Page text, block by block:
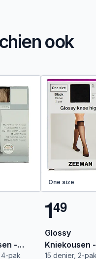
ook
-
pak
One size
149
Glossy
Kniekousen -
Zwart
15 denier, 2-